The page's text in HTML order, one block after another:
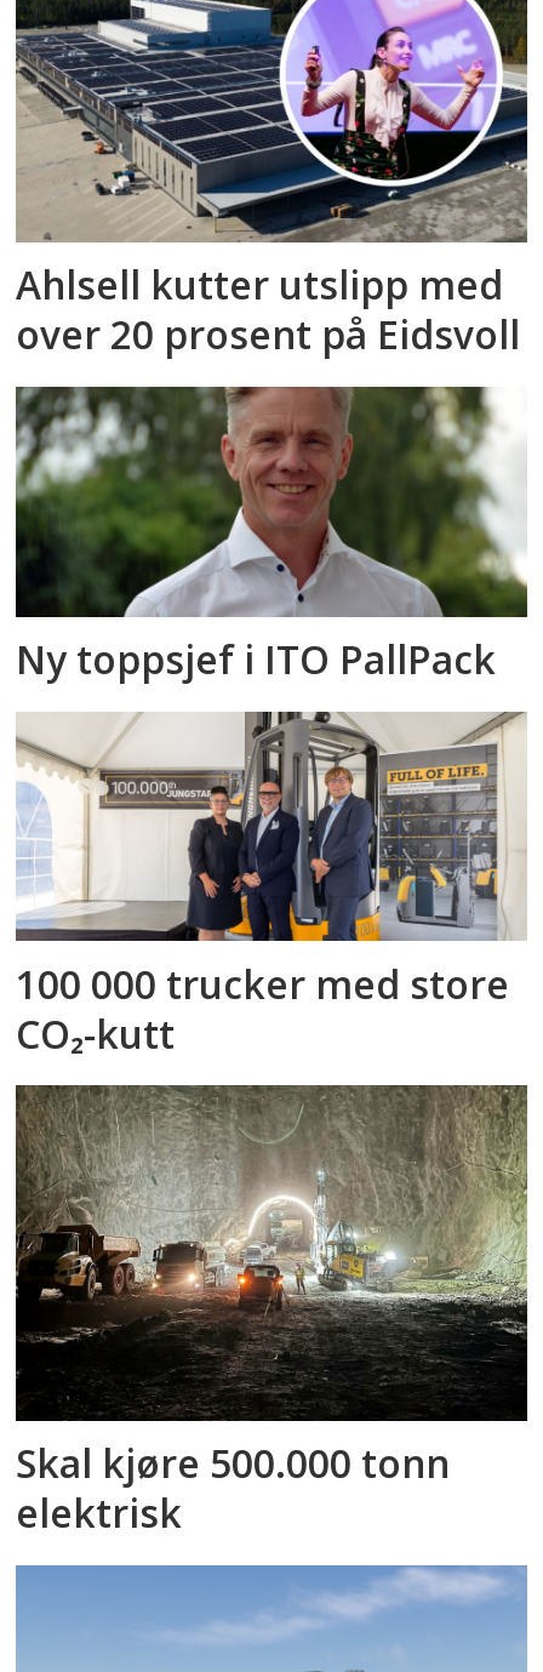
Ahlsell kutter utslipp med
over 20 prosent på Eidsvoll
Ny toppsjef i ITO PallPack
100 000 trucker med store
CO₂-kutt
Skal kjøre 500.000 tonn
elektrisk